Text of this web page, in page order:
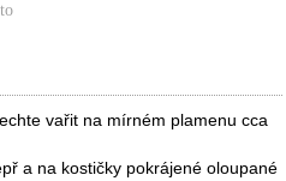
vařit na mírném plamenu cca
a na kostičky pokrájené oloupané